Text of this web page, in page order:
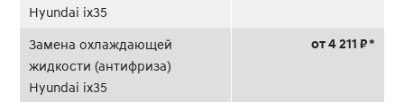
Hyundai ix35
Замена охлаждающей
жидкости (антифриза)
Hyundai ix35
от 4 211 ₽ *